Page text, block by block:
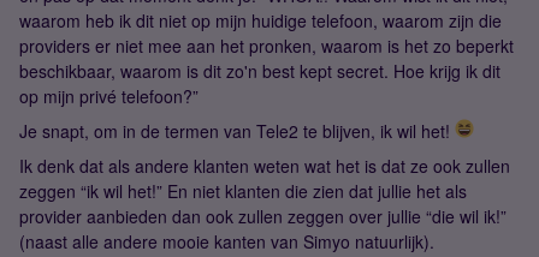
waarom heb ik dit niet op mijn huidige telefoon, waarom zijn die
providers er niet mee aan het pronken, waarom is het zo beperkt
beschikbaar, waarom is dit zo'n best kept secret. Hoe krijg ik dit
op mijn privé telefoon?”
Je snapt, om in de termen van Tele2 te blijven, ik wil het!
Ik denk dat als andere klanten weten wat het is dat ze ook zullen
zeggen “ik wil het!” En niet klanten die zien dat jullie het als
provider aanbieden dan ook zullen zeggen over jullie “die wil ik!”
(naast alle andere mooie kanten van Simyo natuurlijk).